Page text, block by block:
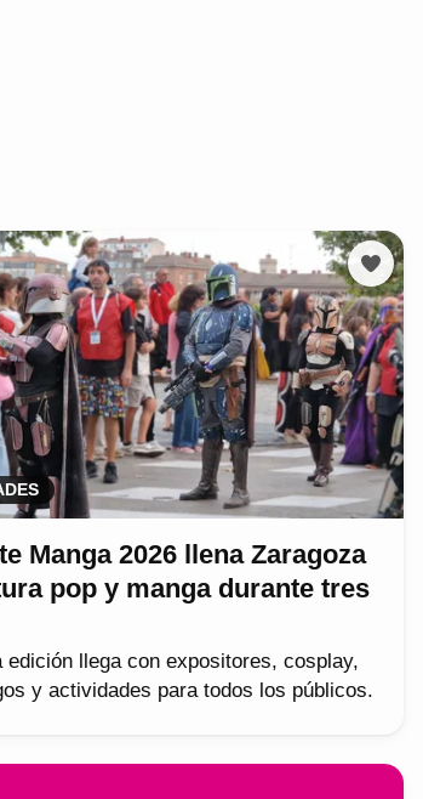
Manga 2026 llena Zaragoza
pop y manga durante tres
edición llega con expositores, cosplay,
y actividades para todos los públicos.